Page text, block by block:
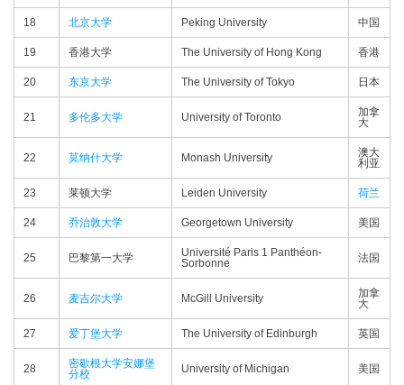
18 北京大学 Peking University 中国
19 香港大学 The University of Hong Kong 香港
20 东京大学 The University of Tokyo 日本
21 多伦多大学 University of Toronto
加拿
大
22 莫纳什大学 Monash University
澳大
利亚
23 莱顿大学 Leiden University 荷兰
24 乔治敦大学 Georgetown University 美国
25 巴黎第一大学
Université Paris 1 Panthéon-
Sorbonne
法国
26 麦吉尔大学 McGill University
加拿
大
27 爱丁堡大学 The University of Edinburgh 英国
28
密歇根大学安娜堡
分校
University of Michigan 美国